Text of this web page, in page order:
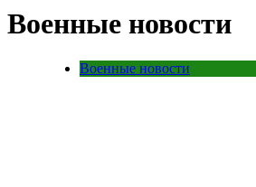
Военные новости
Военные новости